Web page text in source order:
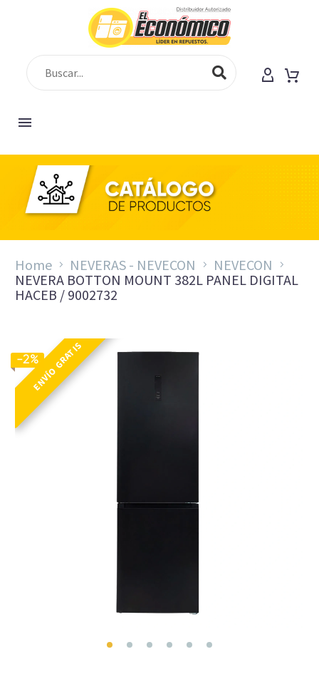
BM OTTAWA 382 SE PD NE R2
Home NEVERAS - NEVECON
NEVECON
NEVERA BOTTON MOUNT 382L PANEL DIGITAL
HACEB / 9002732
ENVÍO GRATIS
-2%